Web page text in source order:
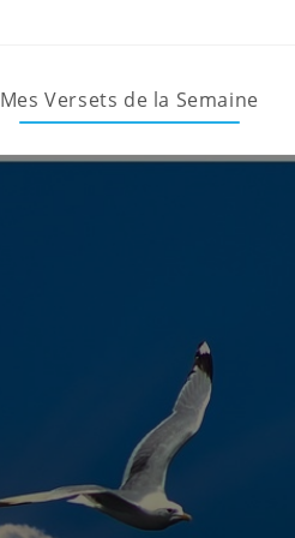
Mes Versets de la Semaine